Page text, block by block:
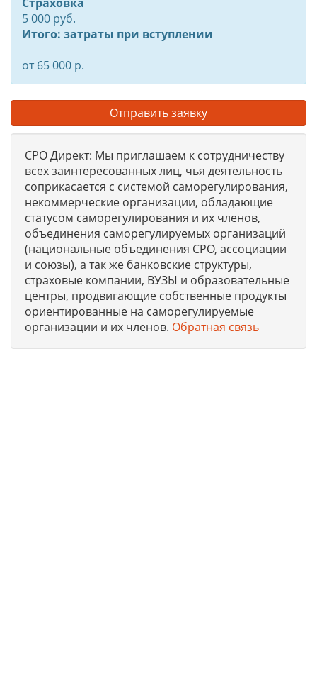
5 000 руб.
Итого: затраты при вступлении
от 65 000 р.
Отправить заявку
СРО Директ: Мы приглашаем к сотрудничеству
всех заинтересованных лиц, чья деятельность
соприкасается с системой саморегулирования,
некоммерческие организации, обладающие
статусом саморегулирования и их членов,
объединения саморегулируемых организаций
(национальные объединения СРО, ассоциации
и союзы), а так же банковские структуры,
страховые компании, ВУЗЫ и образовательные
центры, продвигающие собственные продукты
ориентированные на саморегулируемые
организации и их членов. Обратная связь